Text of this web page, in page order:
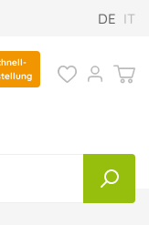
DE IT